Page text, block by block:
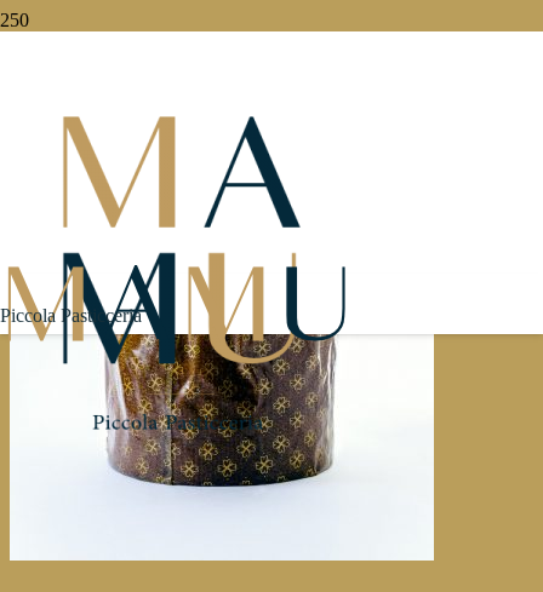
Piccola Pasticceria